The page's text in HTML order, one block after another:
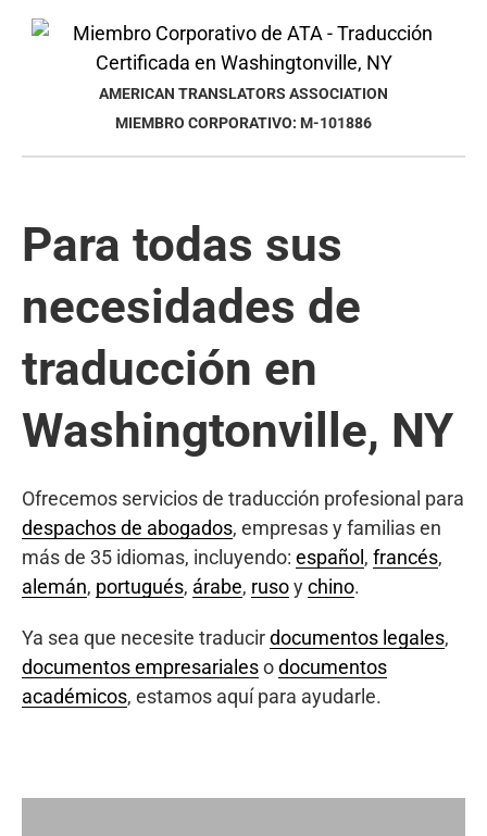
AMERICAN TRANSLATORS ASSOCIATION
MIEMBRO CORPORATIVO: M-101886
Para todas sus
necesidades de
traducción en
Washingtonville, NY
Ofrecemos servicios de traducción profesional para
despachos de abogados, empresas y familias en
más de 35 idiomas, incluyendo: español , francés,
alemán, portugués, árabe, rusoychino.
Ya sea que necesite traducirdocumentos legales,
documentos empresarialesodocumentos
académicos, estamos aquí para ayudarle.